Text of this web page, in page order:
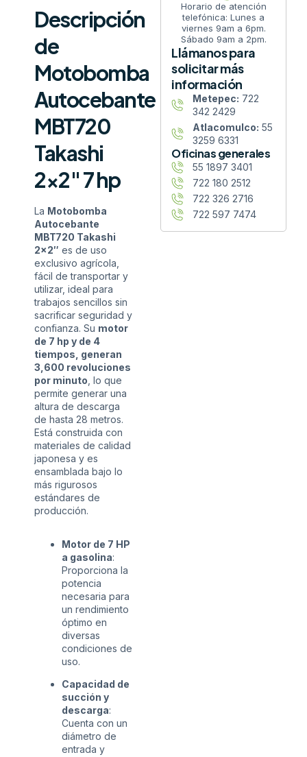
Descripción
de
Motobomba
Autocebante
MBT720
Takashi
2×2″ 7 hp
La Motobomba
Autocebante
MBT720 Takashi
2×2″ es de uso
exclusivo agrícola,
fácil de transportar y
utilizar, ideal para
trabajos sencillos sin
sacrificar seguridad y
confianza. Su motor
de 7 hp y de 4
tiempos, generan
3,600 revoluciones
por minuto , lo que
permite generar una
altura de descarga
de hasta 28 metros.
Está construida con
materiales de calidad
japonesa y es
ensamblada bajo lo
más rigurosos
estándares de
producción.
Motor de 7 HP
a gasolina:
Proporciona la
potencia
necesaria para
un rendimiento
óptimo en
diversas
condiciones de
uso.
Capacidad de
succión y
descarga:
Cuenta con un
diámetro de
entrada y
Horario de atención
telefónica: Lunes a
viernes 9am a 6pm.
Sábado 9am a 2pm.
Llámanos para
solicitar más
información
Metepec: 722
342 2429
Atlacomulco: 55
3259 6331
Oficinas generales
55 1897 3401
722 180 2512
722 326 2716
722 597 7474